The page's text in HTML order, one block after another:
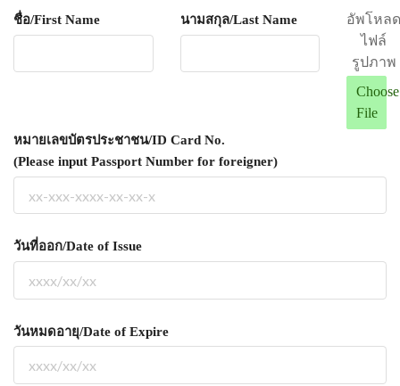
ชื่อ/First Name นามสกุล/Last Name
อัพโหล
ไฟล์
รูปภาพ
Choose
File
หมายเลขบัตรประชาชน/ID Card No.
(Please input Passport Number for foreigner)
วันที่ออก/Date of Issue
วันหมดอายุ/Date of Expire